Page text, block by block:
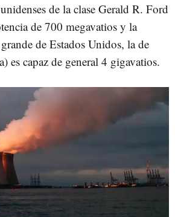
de la clase Gerald R. Ford
de 700 megavatios y la
de Estados Unidos, la de
es capaz de general 4 gigavatios.